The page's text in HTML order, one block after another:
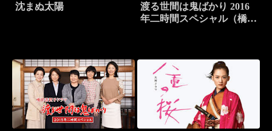
沈まぬ太陽
渡る世間は鬼ばかり 2016
年二時間スペシャル（橋田